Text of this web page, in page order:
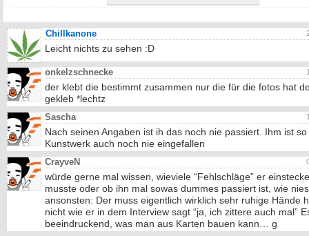
Chillkanone
Leicht nichts zu sehen :D
onkelzschnecke
der klebt die bestimmt zusammen nur die für die fotos hat
gekleb *lechtz
Sascha
Nach seinen Angaben ist ih das noch nie passiert. Ihm ist so
Kunstwerk auch noch nie eingefallen
CrayveN
würde gerne mal wissen, wieviele “Fehlschläge” er
musste oder ob ihn mal sowas dummes passiert ist, wie
ansonsten: Der muss eigentlich wirklich sehr ruhige Hände
nicht wie er in dem Interview sagt “ja, ich zittere auch mal”
beeindruckend, was man aus Karten bauen kann… g